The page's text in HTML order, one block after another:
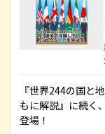
『世界244の国と
もに解説』に続く
登場！